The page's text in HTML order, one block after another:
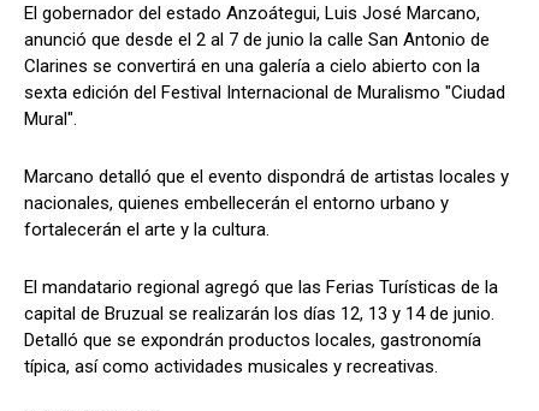
El gobernador del estado Anzoátegui, Luis José Marcano,
anunció que desde el 2 al 7 de junio la calle San Antonio de
Clarines se convertirá en una galería a cielo abierto con la
sexta edición del Festival Internacional de Muralismo "Ciudad
Mural".
Marcano detalló que el evento dispondrá de artistas locales y
nacionales, quienes embellecerán el entorno urbano y
fortalecerán el arte y la cultura.
El mandatario regional agregó que las Ferias Turísticas de la
capital de Bruzual se realizarán los días 12, 13 y 14 de junio.
Detalló que se expondrán productos locales, gastronomía
típica, así como actividades musicales y recreativas.